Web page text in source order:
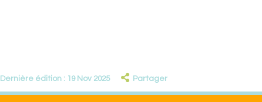
Dernière édition : 19 Nov 2025 Partager